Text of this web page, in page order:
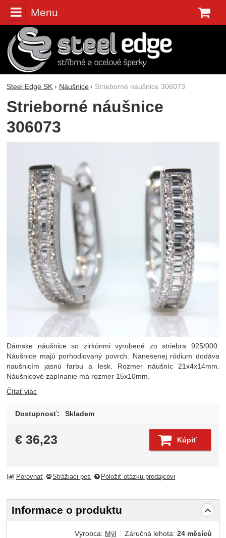
Menu
Steel Edge SK Náušnice Strieborné náušnice 306073
Strieborné náušnice
306073
Dámske náušnice so zirkónmi vyrobené zo striebra 925/000.
Náušnice majú porhodiovaný povrch. Nanesenej ródium dodáva
naušnicím jasnú farbu a lesk. Rozmer náušníc 21x4x14mm.
Náušnicové zapínanie má rozmer 15x10mm.
Čítať viac
Dostupnosť: Skladem
€ 36,23 Kúpiť
Porovnať Strážiaci pes Položiť otázku predajcovi
Informace o produktu
Výrobca: Mýl Záručná lehota:24 měsíců